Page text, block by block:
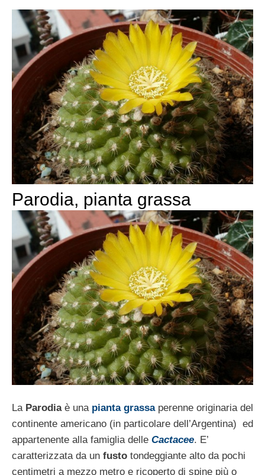
Parodia, pianta grassa
La Parodiaè una pianta grassaperenne originaria del
continente americano (in particolare dell’Argentina) ed
appartenente alla famiglia delle Cactacee. E’
caratterizzata da un fusto tondeggiante alto da pochi
centimetri a mezzo metro e ricoperto di spine più o